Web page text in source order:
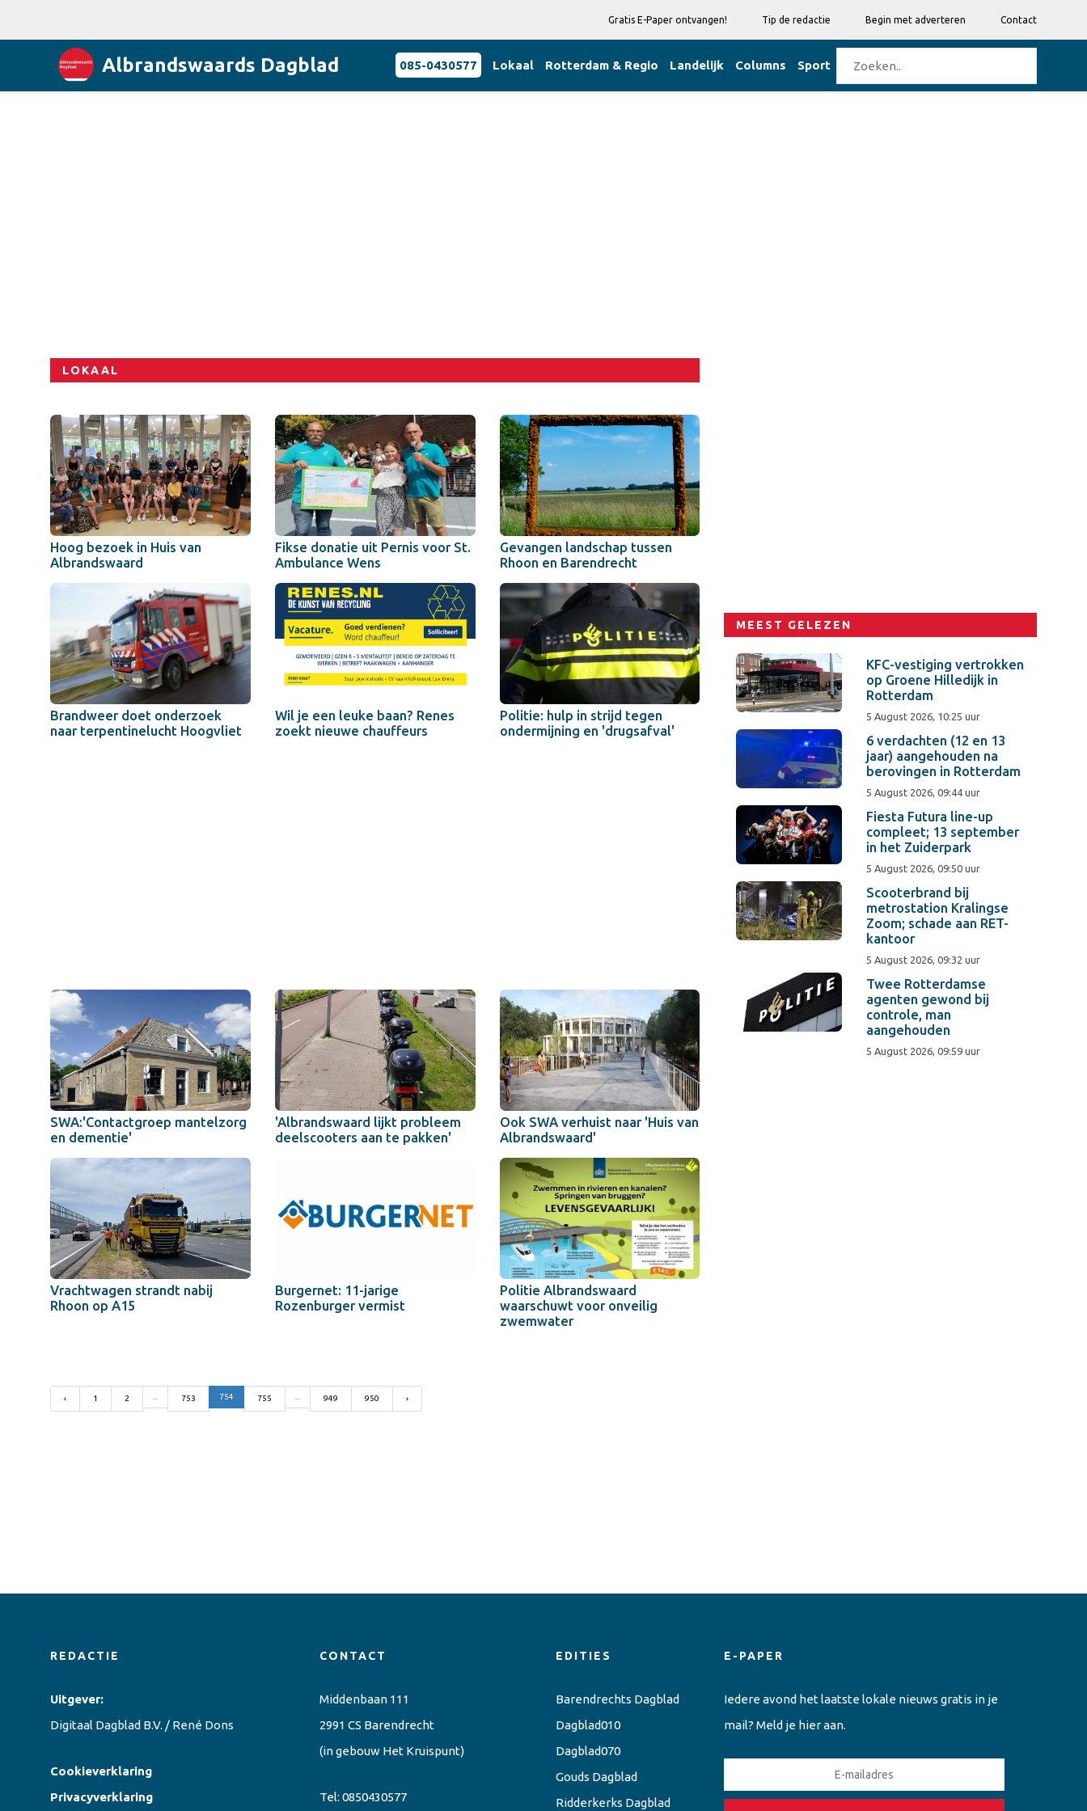
Gratis E-Paper ontvangen! Tip de redactie Begin met adverteren Contact
Albrandswaards Dagblad 085-0430577 Lokaal Rotterdam & Regio Landelijk Columns Sport
LOKAAL
Hoog bezoek in Huis van
Albrandswaard
Fikse donatie uit Pernis voor St.
Ambulance Wens
Gevangen landschap tussen
Rhoon en Barendrecht
Brandweer doet onderzoek
naar terpentinelucht Hoogvliet
Wil je een leuke baan? Renes
zoekt nieuwe chauffeurs
Politie: hulp in strijd tegen
ondermijning en 'drugsafval'
SWA:'Contactgroep mantelzorg
en dementie'
'Albrandswaard lijkt probleem
deelscooters aan te pakken'
Ook SWA verhuist naar 'Huis van
Albrandswaard'
Vrachtwagen strandt nabij
Rhoon op A15
Burgernet: 11-jarige
Rozenburger vermist
Politie Albrandswaard
waarschuwt voor onveilig
zwemwater
‹ 1 2 753 754 755 949 950 ›
MEEST GELEZEN
KFC-vestiging vertrokken
op Groene Hilledijk in
Rotterdam
5 August 2026, 10:25 uur
6 verdachten (12 en 13
jaar) aangehouden na
berovingen in Rotterdam
5 August 2026, 09:44 uur
Fiesta Futura line-up
compleet; 13 september
in het Zuiderpark
5 August 2026, 09:50 uur
Scooterbrand bij
metrostation Kralingse
Zoom; schade aan RET-
kantoor
5 August 2026, 09:32 uur
Twee Rotterdamse
agenten gewond bij
controle, man
aangehouden
5 August 2026, 09:59 uur
REDACTIE
Uitgever:
Digitaal Dagblad B.V. / René Dons
Cookieverklaring
Privacyverklaring
CONTACT
Middenbaan 111
2991 CS Barendrecht
(in gebouw Het Kruispunt)
Tel: 0850430577
EDITIES
Barendrechts Dagblad
Dagblad010
Dagblad070
Gouds Dagblad
Ridderkerks Dagblad
E-PAPER
Iedere avond het laatste lokale nieuws gratis in je
mail? Meld je hier aan.